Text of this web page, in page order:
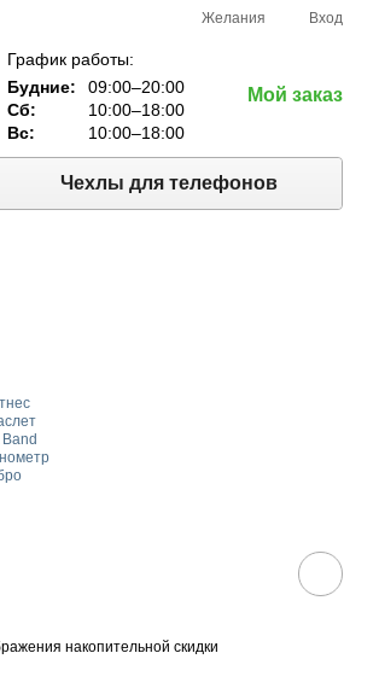
Желания Вход
График работы:
Будние:
09:00–20:00
Сб:
10:00–18:00
Вс:
10:00–18:00
Мой заказ
Чехлы для телефонов
накопительной скидки